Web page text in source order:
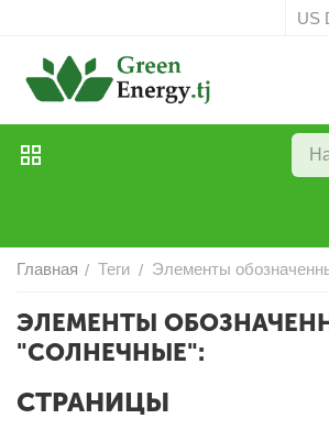
US
Главная / Теги / Элементы
ЭЛЕМЕНТЫ
"СОЛНЕЧНЫЕ":
СТРАНИЦЫ